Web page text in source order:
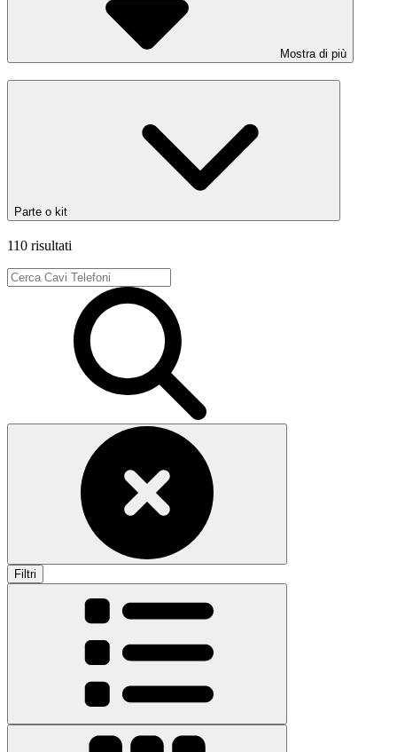
Mostra di più
Parte o kit
110 risultati
Filtri